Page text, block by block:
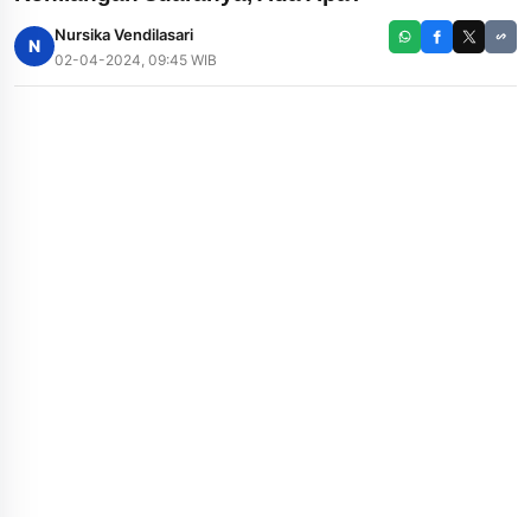
N
Nursika Vendilasari
02-04-2024, 09:45 WIB